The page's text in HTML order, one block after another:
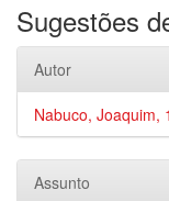
Sugestões
Autor
Nabuco, Joaquim,
Assunto